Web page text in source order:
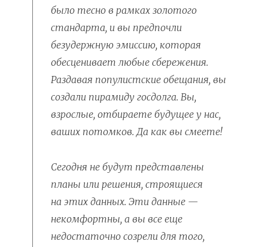
было тесно в рамках золотого
стандарта, и вы предпочли
безудержную эмиссию, которая
обесценивает любые сбережения.
Раздавая популистские обещания, вы
создали пирамиду госдолга. Вы,
взрослые, отбираете будущее у нас,
ваших потомков. Да как вы смеете!
Сегодня не будут представлены
планы или решения, строящиеся
на этих данных. Эти данные —
некомфортны, а вы все еще
недостаточно созрели для того,